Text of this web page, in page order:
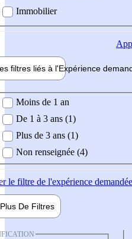
Immobilier
filtres liés à l'Expérience
demandée
Moins de 1 an
De 1 à 3 ans (1)
Plus de 3 ans (1)
Non renseignée (4)
le filtre de l'expérience demandée
Plus De Filtres